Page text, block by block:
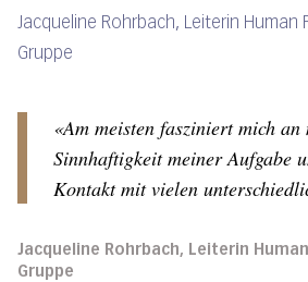
Jacqueline Rohrbach, Leiterin Human
Gruppe
«Am meisten fasziniert mich an
Sinnhaftigkeit meiner Aufgabe
Kontakt mit vielen
Jacqueline Rohrbach, Leiterin
Gruppe